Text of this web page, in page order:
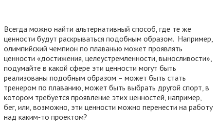
Всегда можно найти альтернативный способ, где те же
ценности будут раскрываться подобным образом. Например,
олимпийский чемпион по плаванью может проявлять
ценности «достижения, целеустремленности, выносливости»,
подумайте в какой сфере эти ценности могут быть
реализованы подобным образом – может быть стать
тренером по плаванию, может быть выбрать другой спорт, в
котором требуется проявление этих ценностей, например,
бег, или, возможно, эти ценности можно перенести на работу
над каким-то проектом?